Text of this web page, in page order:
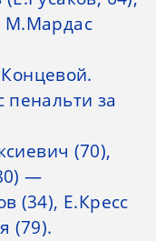
М.Мардас
за
(70),
—
(34), Е.Кресс
(79).